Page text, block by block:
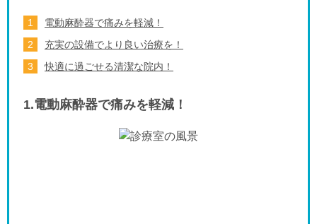
電動麻酔器で痛みを軽減！
充実の設備でより良い治療を！
快適に過ごせる清潔な院内！
1.電動麻酔器で痛みを軽減！